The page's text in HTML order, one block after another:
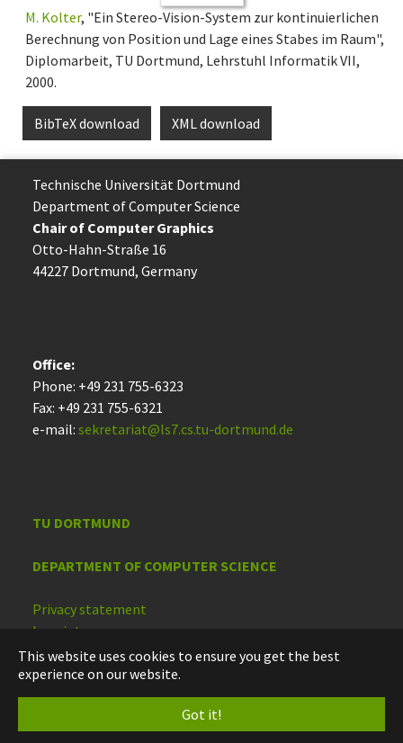
This website uses cookies to ensure you get the best
experience on our website.
Got it!
M. Kolter, "Ein Stereo-Vision-System zur kontinuierlichen
Berechnung von Position und Lage eines Stabes im Raum",
Diplomarbeit, TU Dortmund, Lehrstuhl Informatik VII,
2000.
BibTeX download XML download
Technische Uni­ver­si­tät Dort­mund
Department of Computer Science
Chair of Computer Graphics
Otto-Hahn-Straße 16
44227 Dort­mund, Germany
Office:
Phone: +49 231 755-6323
Fax: +49 231 755-6321
e-mail: sekretariat@ls7.cs.tu-dortmund.de
TU DORTMUND
DEPARTMENT OF COMPUTER SCIENCE
Privacy statement
Imprint
Accessibility
Deutsch